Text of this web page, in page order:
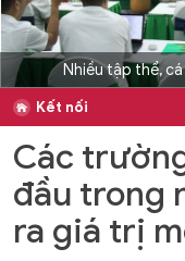
Nhiều tập thể,
Kết nối
Các
đầu trong
ra giá trị